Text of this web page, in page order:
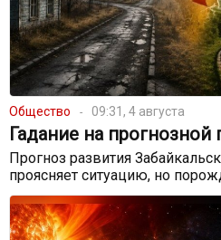
Общество 09:31, 4 августа
Гадание на прогнозной
Прогноз развития
проясняет ситуацию, но